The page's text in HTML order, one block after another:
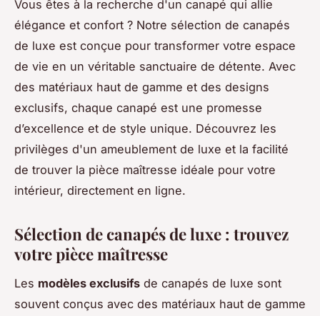
Vous êtes à la recherche d'un canapé qui allie
élégance et confort ? Notre sélection de canapés
de luxe est conçue pour transformer votre espace
de vie en un véritable sanctuaire de détente. Avec
des matériaux haut de gamme et des designs
exclusifs, chaque canapé est une promesse
d’excellence et de style unique. Découvrez les
privilèges d'un ameublement de luxe et la facilité
de trouver la pièce maîtresse idéale pour votre
intérieur, directement en ligne.
Sélection de canapés de luxe : trouvez
votre pièce maîtresse
Les modèles exclusifs de canapés de luxe sont
souvent conçus avec des matériaux haut de gamme